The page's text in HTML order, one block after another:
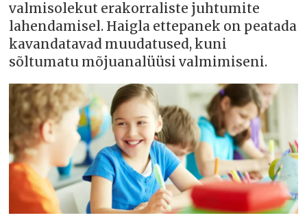
valmisolekut erakorraliste juhtumite
lahendamisel. Haigla ettepanek on peatada
kavandatavad muudatused, kuni
sõltumatu mõjuanalüüsi valmimiseni.